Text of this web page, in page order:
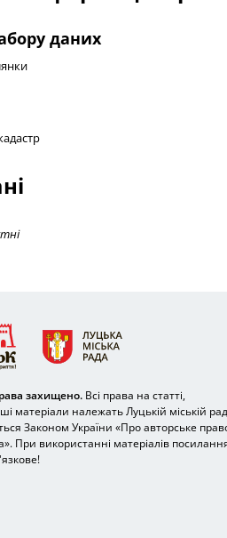
даних
захищено. Всі права на статті,
матеріали належать Луцькій міській
Законом України «Про авторське
При використанні матеріалів